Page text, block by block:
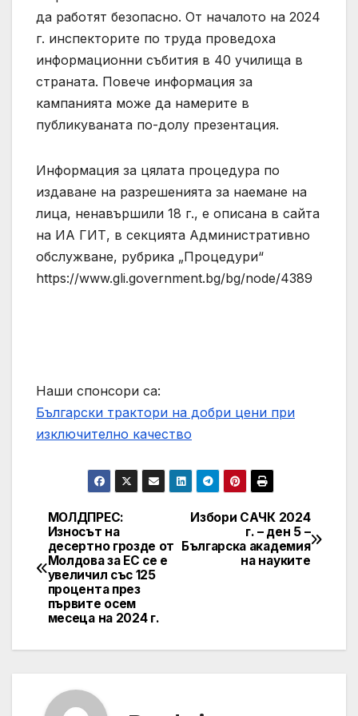
да работят безопасно. От началото на 2024
г. инспекторите по труда проведоха
информационни събития в 40 училища в
страната. Повече информация за
кампанията може да намерите в
публикуваната по-долу презентация.
Информация за цялата процедура по
издаване на разрешенията за наемане на
лица, ненавършили 18 г., е описана в сайта
на ИА ГИТ, в секцията Административно
обслужване, рубрика „Процедури“
https://www.gli.government.bg/bg/node/4389
Наши спонсори са:
Български трактори на добри цени при
изключително качество
Post
navigation
Избори САЧК 2024
г. – ден 5 –
Българска академия
на науките
МОЛДПРЕС:
Износът на
десертно грозде от
Молдова за ЕС се е
увеличил със 125
процента през
първите осем
месеца на 2024 г.